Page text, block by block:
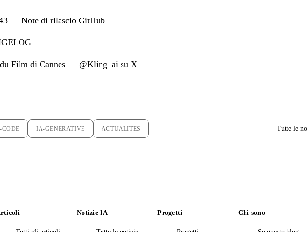
— Note di rilascio GitHub
Film di Cannes — @Kling_ai su X
IA-GENERATIVE ACTUALITES Tutte le
Notizie IA Progetti Chi sono